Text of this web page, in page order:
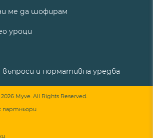
ме да шофирам
уроци
въпроси и нормативна уредба
Myve. All Rights Reserved.
партньори